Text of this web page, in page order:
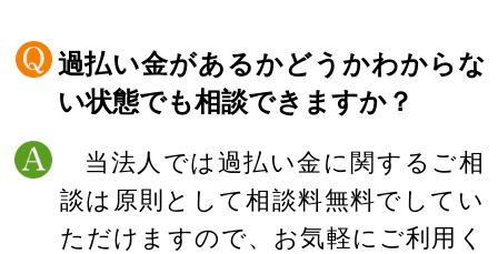
過払い金があるかどうかわからな
い状態でも相談できますか？
当法人では過払い金に関するご相
談は原則として相談料無料でしてい
ただけますので、お気軽にご利用く